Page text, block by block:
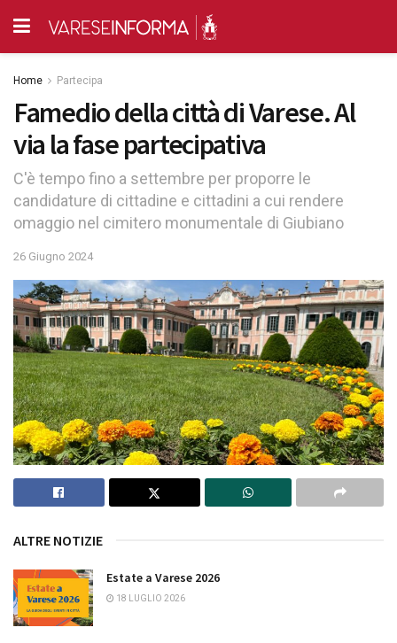
Home Partecipa
Famedio della città di Varese. Al
via la fase partecipativa
C'è tempo fino a settembre per proporre le
candidature di cittadine e cittadini a cui rendere
omaggio nel cimitero monumentale di Giubiano
26 Giugno 2024
ALTRE NOTIZIE
Estate a Varese 2026
18 LUGLIO 2026